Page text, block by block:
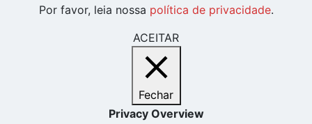
Por favor, leia nossa política de privacidade.
ACEITAR
Fechar
Privacy Overview